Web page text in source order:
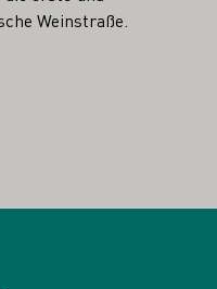
Weinstraße.